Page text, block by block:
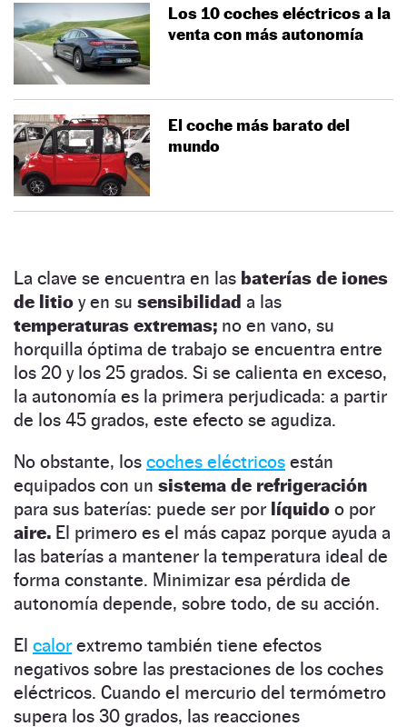
Los 10 coches eléctricos a la
venta con más autonomía
El coche más barato del
mundo
La clave se encuentra en las baterías de iones
de litio y en su sensibilidad a las
temperaturas extremas; no en vano, su
horquilla óptima de trabajo se encuentra entre
los 20 y los 25 grados. Si se calienta en exceso,
la autonomía es la primera perjudicada: a partir
de los 45 grados, este efecto se agudiza.
No obstante, los coches eléctricos están
equipados con un sistema de refrigeración
para sus baterías: puede ser por líquido o por
aire. El primero es el más capaz porque ayuda a
las baterías a mantener la temperatura ideal de
forma constante. Minimizar esa pérdida de
autonomía depende, sobre todo, de su acción.
El calor extremo también tiene efectos
negativos sobre las prestaciones de los coches
eléctricos. Cuando el mercurio del termómetro
supera los 30 grados, las reacciones